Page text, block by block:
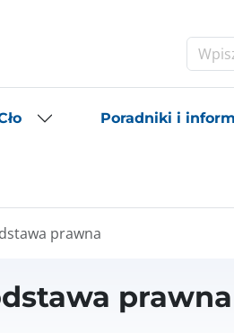
Poradniki i
prawna
prawna